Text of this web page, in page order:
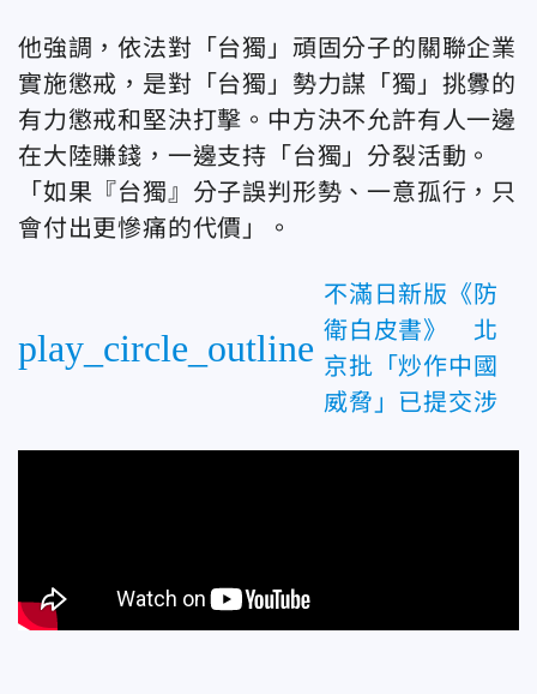
他強調，依法對「台獨」頑固分子的關聯企業
實施懲戒，是對「台獨」勢力謀「獨」挑釁的
有力懲戒和堅決打擊。中方決不允許有人一邊
在大陸賺錢，一邊支持「台獨」分裂活動。
「如果『台獨』分子誤判形勢、一意孤行，只
會付出更慘痛的代價」。
play_circle_outline
不滿日新版《防
衛白皮書》 北
京批「炒作中國
威脅」已提交涉